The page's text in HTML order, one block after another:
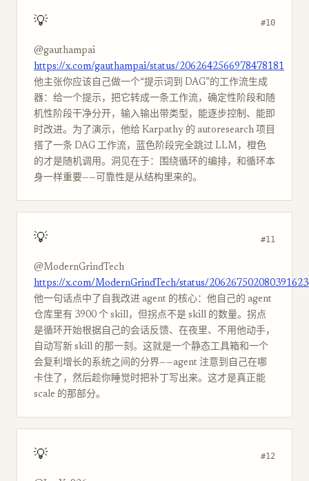
💡 #10
@gauthampai
https://x.com/gauthampai/status/2062642566978478181
他主张你应该自己做一个“提示词到 DAG”的工作流生成
器：给一个提示，把它转成一条工作流，确定性阶段和随
机性阶段干净分开，输入输出带类型，能逐步控制、能即
时改进。为了演示，他给 Karpathy 的 autoresearch 项目
搭了一条 DAG 工作流，蓝色阶段完全跳过 LLM，橙色
的才是随机调用。洞见在于：围绕循环的编排，和循环本
身一样重要——可靠性是从结构里来的。
💡 #11
@ModernGrindTech
https://x.com/ModernGrindTech/status/
他一句话点中了自我改进 agent 的核心：他自己的 agent
仓库里有 3900 个 skill，但拐点不是 skill 的数量。拐点
是循环开始根据自己的会话反馈、在夜里、不用他动手，
自动写新 skill 的那一刻。这就是一个静态工具箱和一个
会复利增长的系统之间的分界——agent 注意到自己在哪
卡住了，然后趁你睡觉时把补丁写出来。这才是真正能
scale 的那部分。
💡 #12